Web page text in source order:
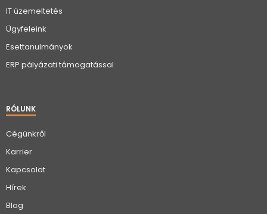
IT üzemeltetés
Ügyfeleink
Esettanulmányok
ERP pályázati támogatással
RÓLUNK
Cégünkről
Karrier
Kapcsolat
Hírek
Blog